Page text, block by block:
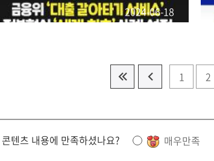
2024-06-18
1 2
콘텐츠 내용에 만족하셨나요? 매우만족